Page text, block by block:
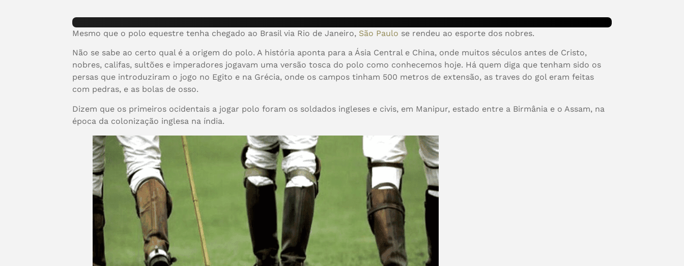
Mesmo que o polo equestre tenha chegado ao Brasil via Rio de Janeiro, São Paulo se rendeu ao esporte dos nobres.
Não se sabe ao certo qual é a origem do polo. A história aponta para a Ásia Central e China, onde muitos séculos antes de Cristo,
nobres, califas, sultões e imperadores jogavam uma versão tosca do polo como conhecemos hoje. Há quem diga que tenham sido os
persas que introduziram o jogo no Egito e na Grécia, onde os campos tinham 500 metros de extensão, as traves do gol eram feitas
com pedras, e as bolas de osso.
Dizem que os primeiros ocidentais a jogar polo foram os soldados ingleses e civis, em Manipur, estado entre a Birmânia e o Assam, na
época da colonização inglesa na índia.